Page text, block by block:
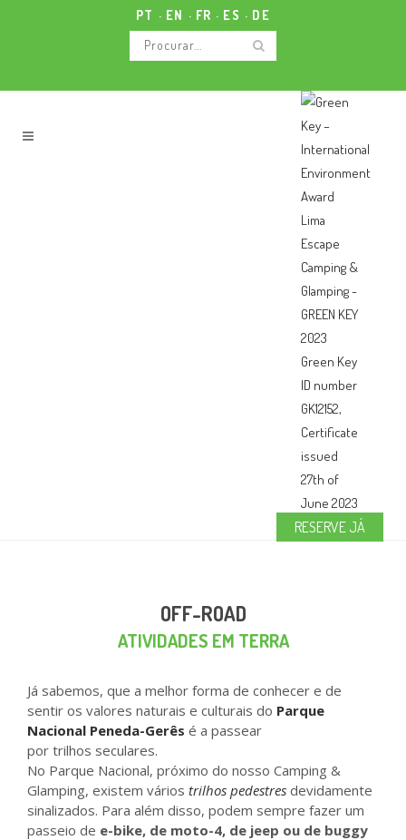
PT EN FR ES DE
RESERVE JÁ
OFF-ROAD
ATIVIDADES EM TERRA
Já sabemos, que a melhor forma de conhecer e de
sentir os valores naturais e culturais do Parque
Nacional Peneda-Gerês é a passear
por trilhos seculares.
No Parque Nacional, próximo do nosso Camping &
Glamping, existem vários trilhos pedestres devidamente
sinalizados. Para além disso, podem sempre fazer um
passeio de e-bike, de moto-4, de jeep ou de buggy